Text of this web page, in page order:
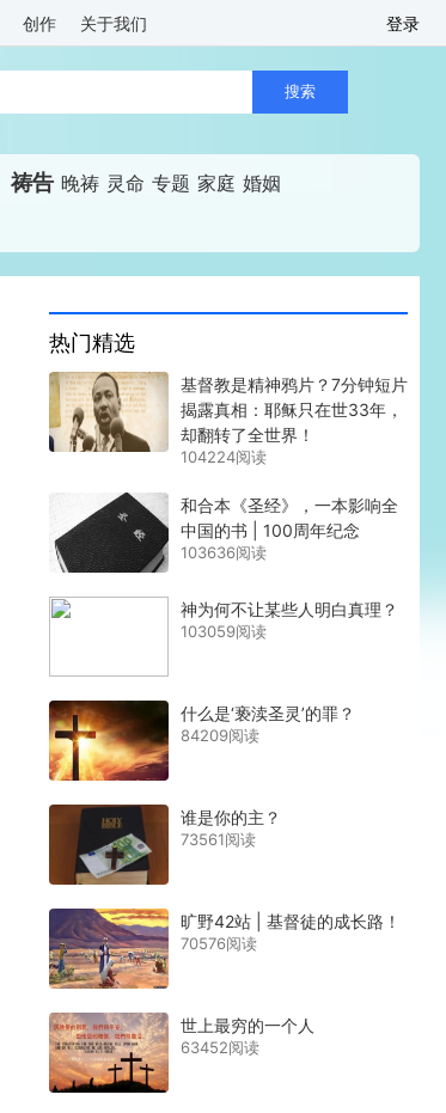
登录
创作 关于我们
祷告 晚祷 灵命 专题 家庭 婚姻
热门精选
基督教是精神鸦片？7分钟短片
揭露真相：耶稣只在世33年，
却翻转了全世界！
104224阅读
和合本《圣经》，一本影响全
中国的书 | 100周年纪念
103636阅读
神为何不让某些人明白真理？
103059阅读
什么是‘亵渎圣灵’的罪？
84209阅读
谁是你的主？
73561阅读
旷野42站 | 基督徒的成长路！
70576阅读
世上最穷的一个人
63452阅读